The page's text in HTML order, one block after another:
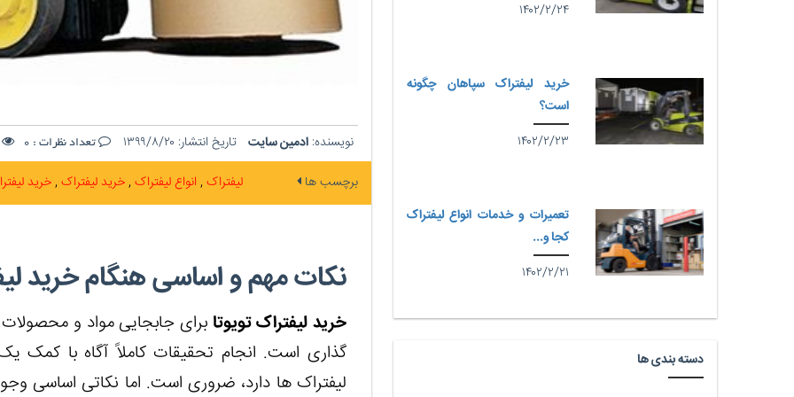
نویسنده: ادمین سایت تاریخ انتشار: ۱۳۹۹/۸/۲۰ تعداد نظرات : 0
برچسب ها
لیفتراک انواع لیفتراک خرید لیفتراک خرید
نکات مهم و اساسی هنگام خرید
خرید لیفتراک تویوتا برای جابجایی مواد و
گذاری است. انجام تحقیقات کاملاً آگاه با
لیفتراک ها دارد، ضروری است. اما نکاتی اساسی
۱۴۰۲/۲/۲۴
خرید لیفتراک سپاهان چگونه
است؟
۱۴۰۲/۲/۲۳
تعمیرات و خدمات انواع لیفتراک
کجا و...
۱۴۰۲/۲/۲۱
دسته بندی ها